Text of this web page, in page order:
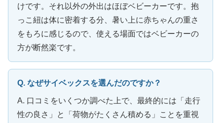
けです。それ以外の外出はほぼベビーカーです。抱
っこ紐は体に密着する分、暑い上に赤ちゃんの重さ
をもろに感じるので、使える場面ではベビーカーの
方が断然楽です。
Q. なぜサイベックスを選んだのですか？
A. 口コミをいくつか調べた上で、最終的には「走行
性の良さ」と「荷物がたくさん積める」ことを重視